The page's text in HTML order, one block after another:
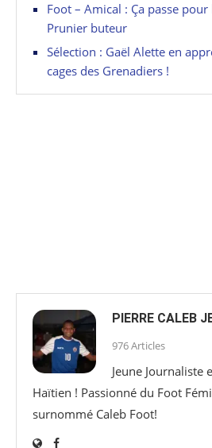
Foot – Amical : Ça passe
Prunier buteur
Sélection : Gaël Alette en
cages des Grenadiers !
PIERRE CALEB
976 Articles
Jeune Journaliste
Haïtien ! Passionné du Foot
surnommé Caleb Foot!